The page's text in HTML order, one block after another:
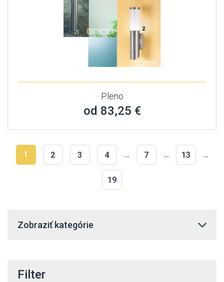
Pleno
od 83,25 €
1 2 3 4 … 7 … 13 …
19
Zobraziť kategórie
Filter